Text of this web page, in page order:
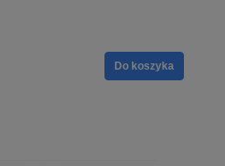
Do koszyka